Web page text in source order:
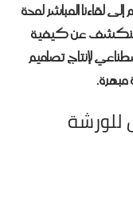
إلى لقاءنا المباشر لمدة
سنكشف عن كيفية
لإنتاج تصاميم
مبهرة.
للورشة